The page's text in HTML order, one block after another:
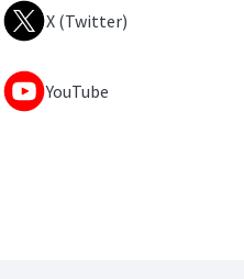
X (Twitter)
YouTube